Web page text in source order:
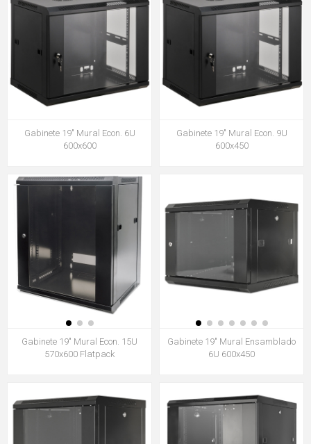
Gabinete 19" Mural Econ. 6U
600x600
Gabinete 19" Mural Econ. 9U
600x450
Gabinete 19" Mural Econ. 15U
570x600 Flatpack
Gabinete 19" Mural Ensamblado
6U 600x450